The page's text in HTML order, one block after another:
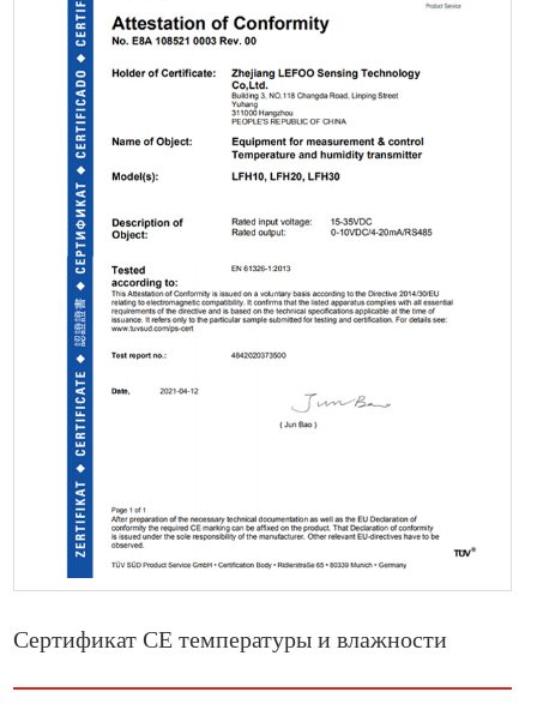
Сертификат CE температуры и влажности